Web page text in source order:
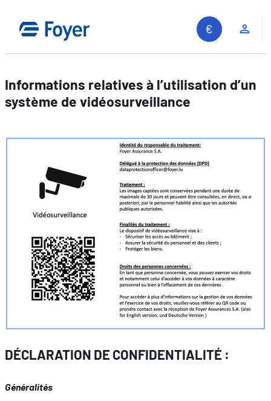
contenu
Recherche sur le site
Informations relatives à l’utilisation d’un
système de vidéosurveillance
DÉCLARATION DE CONFIDENTIALITÉ :
Généralités